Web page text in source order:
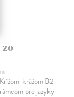
krážom B2 -
pre jazyky -